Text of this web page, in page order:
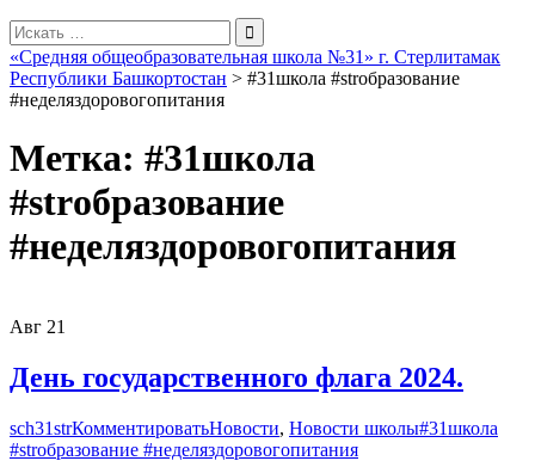
Поиск
для:
«Средняя общеобразовательная школа №31» г. Стерлитамак
Республики Башкортостан > #31школа #strобразование
#неделяздоровогопитания
Метка: #31школа
#strобразование
#неделяздоровогопитания
Авг 21
День государственного флага 2024.
sch31strКомментироватьНовости, Новости школы#31школа
#strобразование #неделяздоровогопитания